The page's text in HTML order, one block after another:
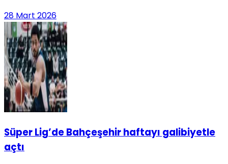
28 Mart 2026
Süper Lig’de Bahçeşehir haftayı galibiyetle
açtı